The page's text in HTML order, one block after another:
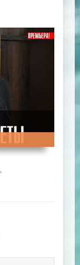
00:46:30